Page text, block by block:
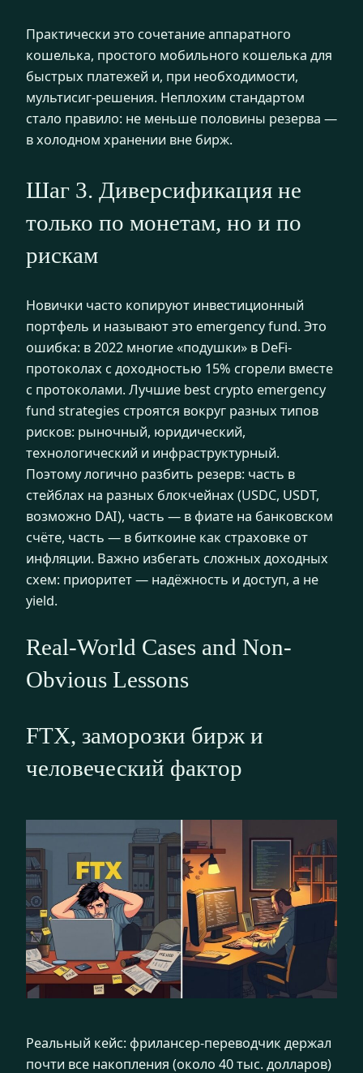
Практически это сочетание аппаратного
кошелька, простого мобильного кошелька для
быстрых платежей и, при необходимости,
мультисиг-решения. Неплохим стандартом
стало правило: не меньше половины резерва —
в холодном хранении вне бирж.
Шаг 3. Диверсификация не
только по монетам, но и по
рискам
Новички часто копируют инвестиционный
портфель и называют это emergency fund. Это
ошибка: в 2022 многие «подушки» в DeFi-
протоколах с доходностью 15% сгорели вместе
с протоколами. Лучшие best crypto emergency
fund strategies строятся вокруг разных типов
рисков: рыночный, юридический,
технологический и инфраструктурный.
Поэтому логично разбить резерв: часть в
стейблах на разных блокчейнах (USDC, USDT,
возможно DAI), часть — в фиате на банковском
счёте, часть — в биткоине как страховке от
инфляции. Важно избегать сложных доходных
схем: приоритет — надёжность и доступ, а не
yield.
Real-World Cases and Non-
Obvious Lessons
FTX, заморозки бирж и
человеческий фактор
Реальный кейс: фрилансер-переводчик держал
почти все накопления (около 40 тыс. долларов)